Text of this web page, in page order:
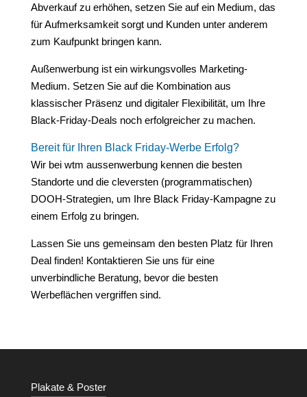
Abverkauf zu erhöhen, setzen Sie auf ein Medium, das
für Aufmerksamkeit sorgt und Kunden unter anderem
zum Kaufpunkt bringen kann.
Außenwerbung ist ein wirkungsvolles Marketing-
Medium. Setzen Sie auf die Kombination aus
klassischer Präsenz und digitaler Flexibilität, um Ihre
Black-Friday-Deals noch erfolgreicher zu machen.
Bereit für Ihren Black Friday-Werbe Erfolg?
Wir bei wtm aussenwerbung kennen die besten
Standorte und die cleversten (programmatischen)
DOOH-Strategien, um Ihre Black Friday-Kampagne zu
einem Erfolg zu bringen.
Lassen Sie uns gemeinsam den besten Platz für Ihren
Deal finden! Kontaktieren Sie uns für eine
unverbindliche Beratung, bevor die besten
Werbeflächen vergriffen sind.
Plakate & Poster